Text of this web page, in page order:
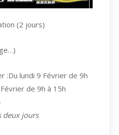
(2 jours)
:Du lundi 9 Février de 9h
de 9h à 15h
deux jours